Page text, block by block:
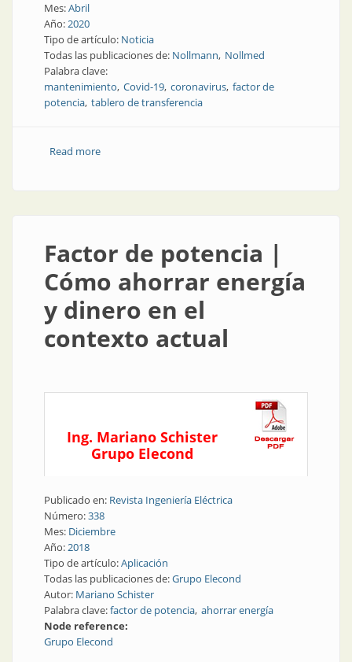
Mes:Abril
Año:2020
Tipo de artículo: Noticia
Todas las publicaciones de: Nollmann Nollmed
Palabra clave:
mantenimiento Covid-19 coronavirus factor de
potencia tablero de transferencia
Read moreabout ¿Cómo mantener activa la industria en tiempos
Factor de potencia |
Cómo ahorrar energía
y dinero en el
contexto actual
Ing. Mariano Schister
Grupo Elecond
Publicado en: Revista Ingeniería Eléctrica
Número:338
Mes: Diciembre
Año:2018
Tipo de artículo:Aplicación
Todas las publicaciones de:Grupo Elecond
Autor: Mariano Schister
Palabra clave:factor de potencia ahorrar energía
Node reference:
Grupo Elecond